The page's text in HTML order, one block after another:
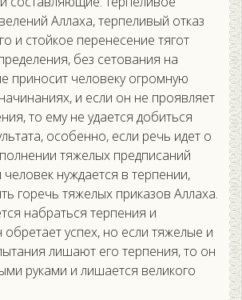
Аллаха, терпеливый отказ
и стойкое перенесение тягот
без сетования на
приносит человеку огромную
и если он не проявляет
то ему не удается добиться
особенно, если речь идет о
тяжелых предписаний
нуждается в терпении,
горечь тяжелых приказов Аллаха.
набраться терпения и
успех, но если тяжелые и
лишают его терпения, то он
руками и лишается великого